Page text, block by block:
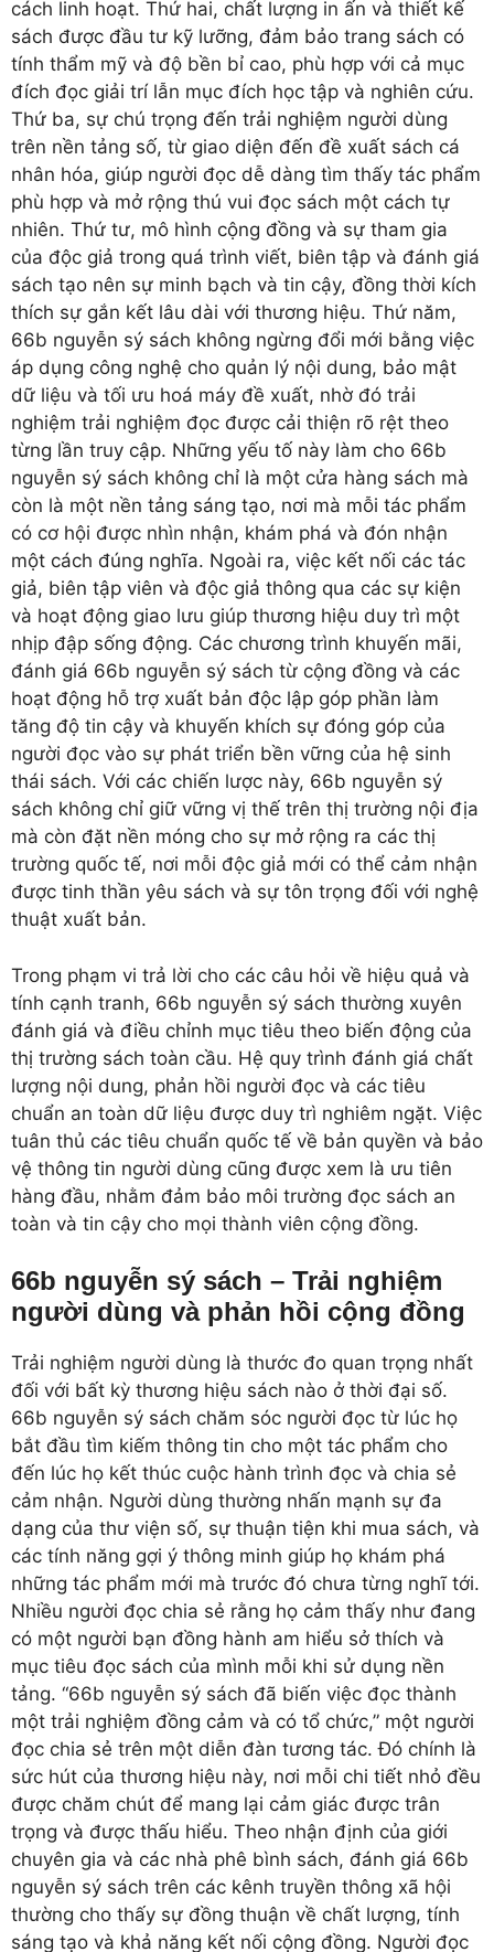
cách linh hoạt. Thứ hai, chất lượng in ấn và thiết kế
sách được đầu tư kỹ lưỡng, đảm bảo trang sách có
tính thẩm mỹ và độ bền bỉ cao, phù hợp với cả mục
đích đọc giải trí lẫn mục đích học tập và nghiên cứu.
Thứ ba, sự chú trọng đến trải nghiệm người dùng
trên nền tảng số, từ giao diện đến đề xuất sách cá
nhân hóa, giúp người đọc dễ dàng tìm thấy tác phẩm
phù hợp và mở rộng thú vui đọc sách một cách tự
nhiên. Thứ tư, mô hình cộng đồng và sự tham gia
của độc giả trong quá trình viết, biên tập và đánh giá
sách tạo nên sự minh bạch và tin cậy, đồng thời kích
thích sự gắn kết lâu dài với thương hiệu. Thứ năm,
66b nguyễn sý sách không ngừng đổi mới bằng việc
áp dụng công nghệ cho quản lý nội dung, bảo mật
dữ liệu và tối ưu hoá máy đề xuất, nhờ đó trải
nghiệm trải nghiệm đọc được cải thiện rõ rệt theo
từng lần truy cập. Những yếu tố này làm cho 66b
nguyễn sý sách không chỉ là một cửa hàng sách mà
còn là một nền tảng sáng tạo, nơi mà mỗi tác phẩm
có cơ hội được nhìn nhận, khám phá và đón nhận
một cách đúng nghĩa. Ngoài ra, việc kết nối các tác
giả, biên tập viên và độc giả thông qua các sự kiện
và hoạt động giao lưu giúp thương hiệu duy trì một
nhịp đập sống động. Các chương trình khuyến mãi,
đánh giá 66b nguyễn sý sách từ cộng đồng và các
hoạt động hỗ trợ xuất bản độc lập góp phần làm
tăng độ tin cậy và khuyến khích sự đóng góp của
người đọc vào sự phát triển bền vững của hệ sinh
thái sách. Với các chiến lược này, 66b nguyễn sý
sách không chỉ giữ vững vị thế trên thị trường nội địa
mà còn đặt nền móng cho sự mở rộng ra các thị
trường quốc tế, nơi mỗi độc giả mới có thể cảm nhận
được tinh thần yêu sách và sự tôn trọng đối với nghệ
thuật xuất bản.
Trong phạm vi trả lời cho các câu hỏi về hiệu quả và
tính cạnh tranh, 66b nguyễn sý sách thường xuyên
đánh giá và điều chỉnh mục tiêu theo biến động của
thị trường sách toàn cầu. Hệ quy trình đánh giá chất
lượng nội dung, phản hồi người đọc và các tiêu
chuẩn an toàn dữ liệu được duy trì nghiêm ngặt. Việc
tuân thủ các tiêu chuẩn quốc tế về bản quyền và bảo
vệ thông tin người dùng cũng được xem là ưu tiên
hàng đầu, nhằm đảm bảo môi trường đọc sách an
toàn và tin cậy cho mọi thành viên cộng đồng.
66b nguyễn sý sách – Trải nghiệm
người dùng và phản hồi cộng đồng
Trải nghiệm người dùng là thước đo quan trọng nhất
đối với bất kỳ thương hiệu sách nào ở thời đại số.
66b nguyễn sý sách chăm sóc người đọc từ lúc họ
bắt đầu tìm kiếm thông tin cho một tác phẩm cho
đến lúc họ kết thúc cuộc hành trình đọc và chia sẻ
cảm nhận. Người dùng thường nhấn mạnh sự đa
dạng của thư viện số, sự thuận tiện khi mua sách, và
các tính năng gợi ý thông minh giúp họ khám phá
những tác phẩm mới mà trước đó chưa từng nghĩ tới.
Nhiều người đọc chia sẻ rằng họ cảm thấy như đang
có một người bạn đồng hành am hiểu sở thích và
mục tiêu đọc sách của mình mỗi khi sử dụng nền
tảng. “66b nguyễn sý sách đã biến việc đọc thành
một trải nghiệm đồng cảm và có tổ chức,” một người
đọc chia sẻ trên một diễn đàn tương tác. Đó chính là
sức hút của thương hiệu này, nơi mỗi chi tiết nhỏ đều
được chăm chút để mang lại cảm giác được trân
trọng và được thấu hiểu. Theo nhận định của giới
chuyên gia và các nhà phê bình sách, đánh giá 66b
nguyễn sý sách trên các kênh truyền thông xã hội
thường cho thấy sự đồng thuận về chất lượng, tính
sáng tạo và khả năng kết nối cộng đồng. Người đọc